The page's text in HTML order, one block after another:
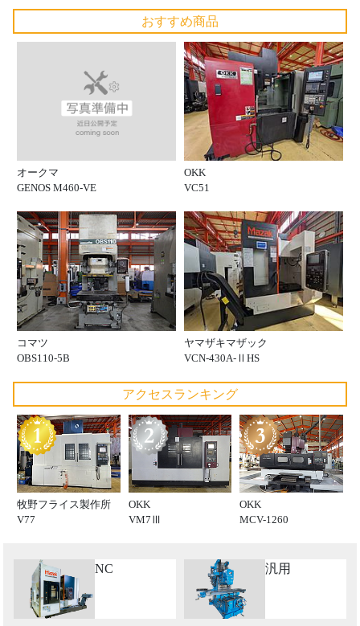
おすすめ商品
オークマ
GENOS M460-VE
OKK
VC51
コマツ
OBS110-5B
ヤマザキマザック
VCN-430A-ⅡHS
アクセスランキング
牧野フライス製作所
V77
OKK
VM7Ⅲ
OKK
MCV-1260
NC 汎用